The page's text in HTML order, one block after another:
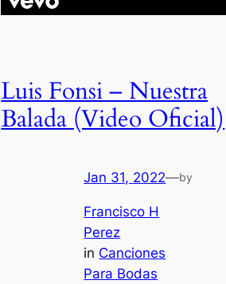
Luis Fonsi – Nuestra
Balada (Video Oficial)
Jan 31, 2022—by
Francisco H
Perez
in Canciones
Para Bodas